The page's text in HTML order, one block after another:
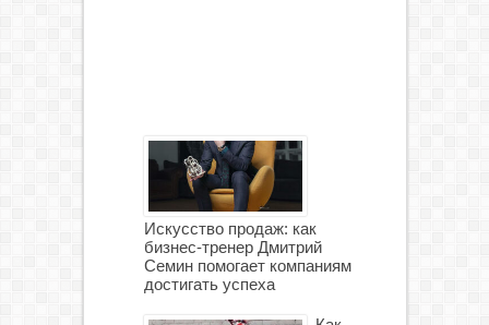
Искусство продаж: как
бизнес-тренер Дмитрий
Семин помогает компаниям
достигать успеха